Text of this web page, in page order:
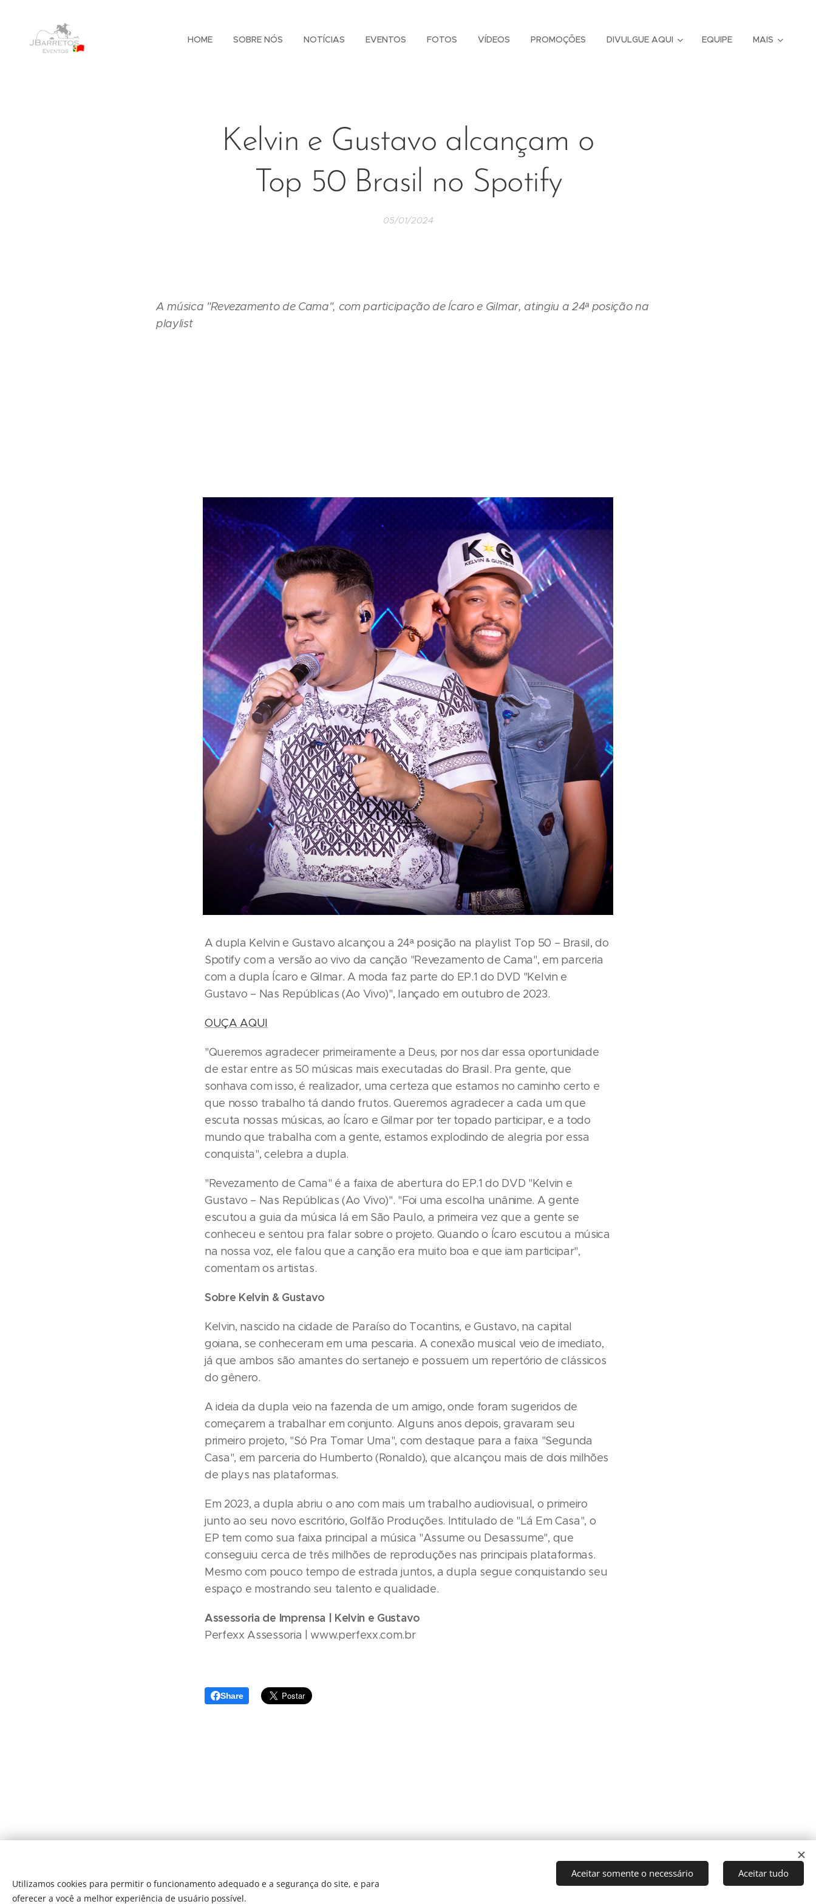
HOME SOBRE NÓS NOTÍCIAS EVENTOS FOTOS VÍDEOS PROMOÇÕES DIVULGUE AQUI EQUIPE MAIS
Kelvin e Gustavo alcançam o
Top 50 Brasil no Spotify
05/01/2024
A música "Revezamento de Cama", com participação de Ícaro e Gilmar, atingiu a 24ª posição na
playlist
A dupla Kelvin e Gustavo alcançou a 24ª posição na playlist Top 50 – Brasil, do
Spotify com a versão ao vivo da canção "Revezamento de Cama", em parceria
com a dupla Ícaro e Gilmar. A moda faz parte do EP.1 do DVD "Kelvin e
Gustavo – Nas Repúblicas (Ao Vivo)", lançado em outubro de 2023.
OUÇA AQUI
"Queremos agradecer primeiramente a Deus, por nos dar essa oportunidade
de estar entre as 50 músicas mais executadas do Brasil. Pra gente, que
sonhava com isso, é realizador, uma certeza que estamos no caminho certo e
que nosso trabalho tá dando frutos. Queremos agradecer a cada um que
escuta nossas músicas, ao Ícaro e Gilmar por ter topado participar, e a todo
mundo que trabalha com a gente, estamos explodindo de alegria por essa
conquista", celebra a dupla.
"Revezamento de Cama" é a faixa de abertura do EP.1 do DVD "Kelvin e
Gustavo – Nas Repúblicas (Ao Vivo)". "Foi uma escolha unânime. A gente
escutou a guia da música lá em São Paulo, a primeira vez que a gente se
conheceu e sentou pra falar sobre o projeto. Quando o Ícaro escutou a música
na nossa voz, ele falou que a canção era muito boa e que iam participar",
comentam os artistas.
Sobre Kelvin & Gustavo
Kelvin, nascido na cidade de Paraíso do Tocantins, e Gustavo, na capital
goiana, se conheceram em uma pescaria. A conexão musical veio de imediato,
já que ambos são amantes do sertanejo e possuem um repertório de clássicos
do gênero.
A ideia da dupla veio na fazenda de um amigo, onde foram sugeridos de
começarem a trabalhar em conjunto. Alguns anos depois, gravaram seu
primeiro projeto, "Só Pra Tomar Uma", com destaque para a faixa "Segunda
Casa", em parceria do Humberto (Ronaldo), que alcançou mais de dois milhões
de plays nas plataformas.
Em 2023, a dupla abriu o ano com mais um trabalho audiovisual, o primeiro
junto ao seu novo escritório, Golfão Produções. Intitulado de "Lá Em Casa", o
EP tem como sua faixa principal a música "Assume ou Desassume", que
conseguiu cerca de três milhões de reproduções nas principais plataformas.
Mesmo com pouco tempo de estrada juntos, a dupla segue conquistando seu
espaço e mostrando seu talento e qualidade.
Assessoria de Imprensa | Kelvin e Gustavo
Perfexx Assessoria | www.perfexx.com.br
Share
Desenvolvido por
Utilizamos cookies para permitir o funcionamento adequado e a segurança do site, e para
oferecer a você a melhor experiência de usuário possível.
Aceitar somente o necessário Aceitar tudo